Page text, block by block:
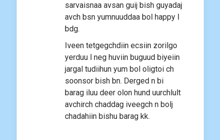
sarvaisnaa avsan guij bish guyadaj
avch bsn yumnuuddaa bol happy l
bdg.
Iveen tetgegchdiin ecsiin zorilgo
yerduu l neg huviin buguud biyeiin
jargal tudiihun yum bol oligtoi ch
soonsor bish bn. Derged n bi
barag iluu deer olon hund uurchlult
avchirch chaddag iveegch n bolj
chadahiin bishu barag kk.